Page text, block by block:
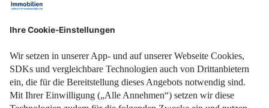
Mit kluger Planung sichern Sie Ihr Zuhause und ersparen
Ihrer Familie hohe Kosten.
Weiterlesen